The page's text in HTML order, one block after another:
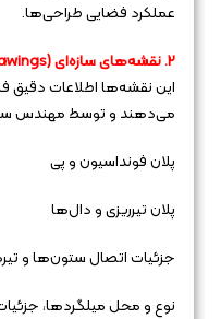
عملکرد فضایی طراحی‌ها.
2. نقشه‌های سازه‌ای (Structural Drawings)
این نقشه‌ها اطلاعات دقیق فنی
می‌دهند و توسط مهندس
پلان فونداسیون و پی
پلان تیرریزی و دال‌ها
جزئیات اتصال ستون‌ها و
نوع و محل میلگردها،